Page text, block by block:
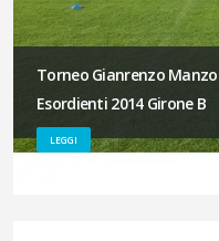
Torneo Gianrenzo
Esordienti 2014 Girone B
LEGGI